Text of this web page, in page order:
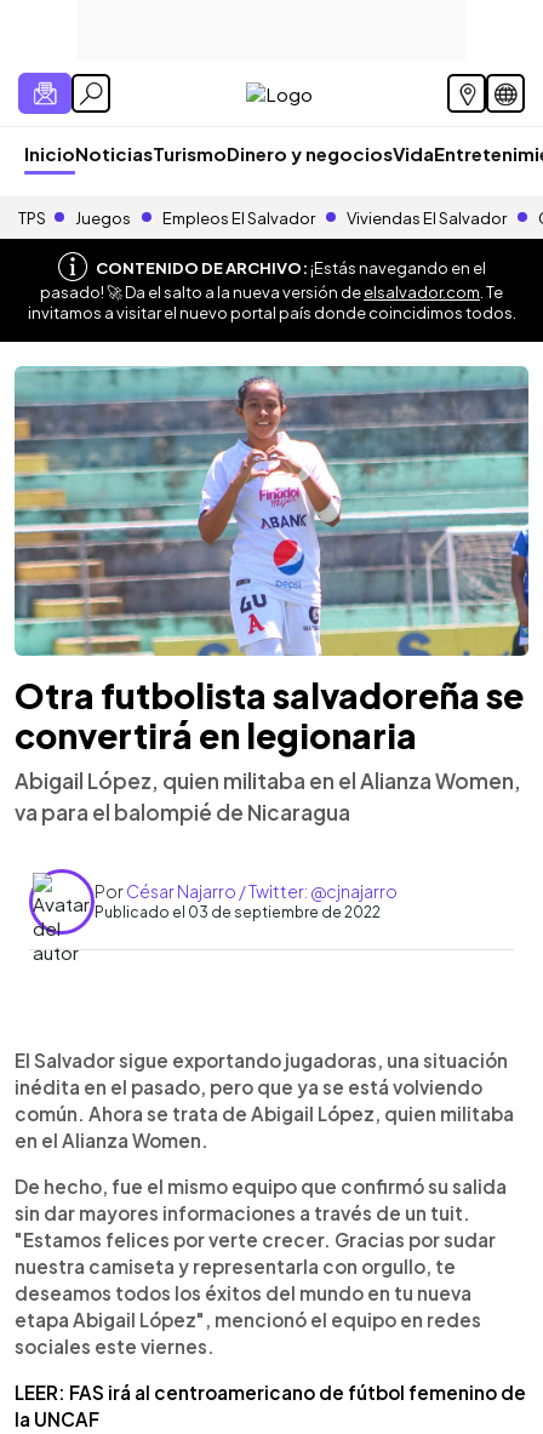
InicioNoticiasTurismoDinero y negociosVida
TPS Juegos Empleos El Salvador Viviendas El Salvador
CONTENIDO DE ARCHIVO:¡Estás navegando en el
pasado! 🚀 Da el salto a la nueva versión deelsalvador.com . Te
invitamos a visitar el nuevo portal país donde coincidimos todos.
Otra futbolista salvadoreña se
convertirá en legionaria
Abigail López, quien militaba en el Alianza Women,
va para el balompié de Nicaragua
PorCésar Najarro / Twitter: @cjnajarro
Publicado el 03 de septiembre de 2022
Escuchar artículo
El Salvador sigue exportando jugadoras, una situación
inédita en el pasado, pero que ya se está volviendo
común. Ahora se trata de Abigail López, quien militaba
en el Alianza Women.
De hecho, fue el mismo equipo que confirmó su salida
sin dar mayores informaciones a través de un tuit.
"Estamos felices por verte crecer. Gracias por sudar
nuestra camiseta y representarla con orgullo, te
deseamos todos los éxitos del mundo en tu nueva
etapa Abigail López", mencionó el equipo en redes
sociales este viernes.
LEER: FAS irá al centroamericano de fútbol femenino de
la UNCAF